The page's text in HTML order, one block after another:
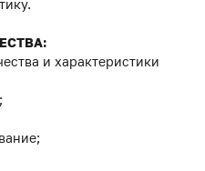
и характеристики